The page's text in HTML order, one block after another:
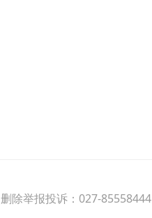
删除举报投诉：027-85558444